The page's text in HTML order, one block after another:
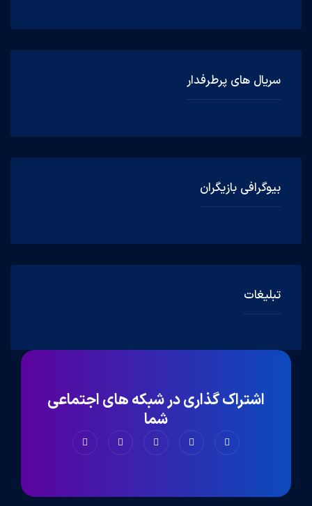
سریال های پرطرفدار
بیوگرافی بازیگران
تبلیغات
اشتراک گذاری در شبکه های اجتماعی
شما